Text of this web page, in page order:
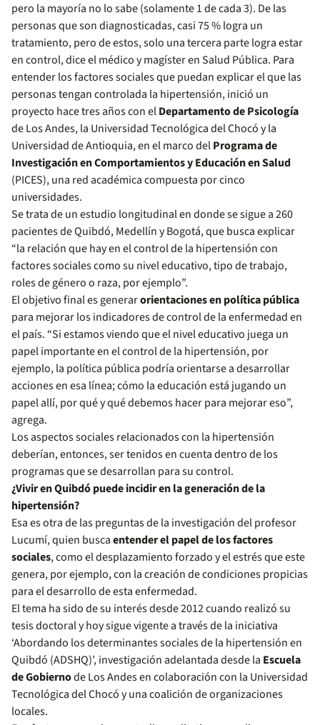
pero la mayoría no lo sabe (solamente 1 de cada 3). De las
personas que son diagnosticadas, casi 75 % logra un
tratamiento, pero de estos, solo una tercera parte logra estar
en control, dice el médico y magíster en Salud Pública. Para
entender los factores sociales que puedan explicar el que las
personas tengan controlada la hipertensión, inició un
proyecto hace tres años con elDepartamento de Psicología
de Los Andes, la Universidad Tecnológica del Chocó y la
Universidad de Antioquia, en el marco delPrograma de
Investigación en Comportamientos y Educación en Salud
(PICES), una red académica compuesta por cinco
universidades.
Se trata de un estudio longitudinal en donde se sigue a 260
pacientes de Quibdó, Medellín y Bogotá, que busca explicar
“la relación que hay en el control de la hipertensión con
factores sociales como su nivel educativo, tipo de trabajo,
roles de género o raza, por ejemplo”.
El objetivo final es generarorientaciones en política pública
para mejorar los indicadores de control de la enfermedad en
el país. “Si estamos viendo que el nivel educativo juega un
papel importante en el control de la hipertensión, por
ejemplo, la política pública podría orientarse a desarrollar
acciones en esa línea; cómo la educación está jugando un
papel allí, por qué y qué debemos hacer para mejorar eso”,
agrega.
Los aspectos sociales relacionados con la hipertensión
deberían, entonces, ser tenidos en cuenta dentro de los
programas que se desarrollan para su control.
¿Vivir en Quibdó puede incidir en la generación de la
hipertensión?
Esa es otra de las preguntas de la investigación del profesor
Lucumí, quien buscaentender el papel de los factores
sociales, como el desplazamiento forzado y el estrés que este
genera, por ejemplo, con la creación de condiciones propicias
para el desarrollo de esta enfermedad.
El tema ha sido de su interés desde 2012 cuando realizó su
tesis doctoral y hoy sigue vigente a través de la iniciativa
‘Abordando los determinantes sociales de la hipertensión en
Quibdó (ADSHQ)’, investigación adelantada desde la Escuela
de Gobiernode Los Andes en colaboración con la Universidad
Tecnológica del Chocó y una coalición de organizaciones
locales.